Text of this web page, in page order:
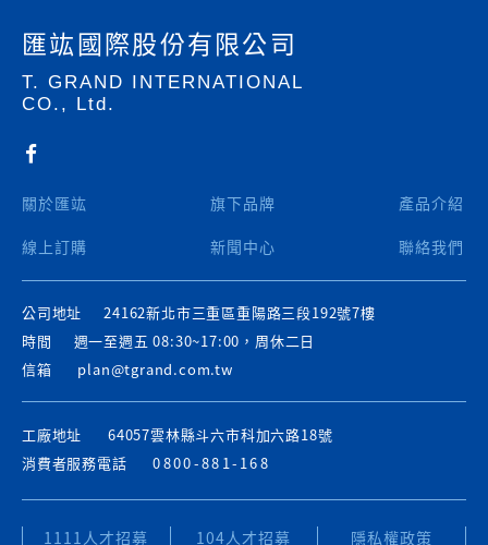
匯竑國際股份有限公司
T. GRAND INTERNATIONAL
CO., Ltd.
關於匯竑 旗下品牌
產品介紹
線上訂購
新聞中心 聯絡我們
公司地址
24162新北市三重區重陽路三段192號7樓
時間
週一至週五 08:30~17:00，周休二日
信箱
plan@tgrand.com.tw
工廠地址
64057雲林縣斗六市科加六路18號
消費者服務電話
0800-881-168
1111人才招募 104人才招募 隱私權政策